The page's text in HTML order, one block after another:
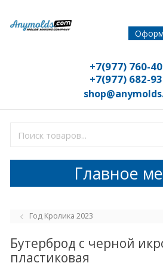
+7(977) 760-
+7(977) 682-
Главное
Год Кролика 2023
Бутерброд с черной
пластиковая